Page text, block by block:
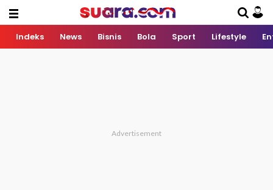
Indeks News Bisnis Bola Sport Lifestyle